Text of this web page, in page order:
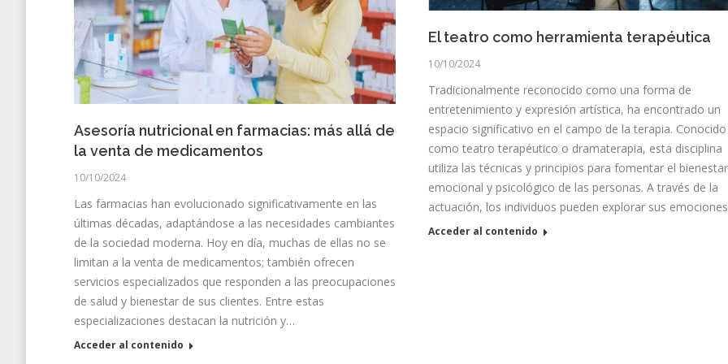
El teatro como herramienta terapéutica
10/10/2024
Tradicionalmente reconocido como una forma de
entretenimiento y expresión artística, ha encontrado un
espacio significativo en el campo de la terapia. Conocido
como teatro terapéutico o dramaterapia, esta disciplina
utiliza las técnicas y principios para fomentar el bienestar
emocional y psicológico de las personas. A través de la
actuación, los individuos pueden explorar sus
Acceder al contenido
Asesoría nutricional en farmacias: más allá de
la venta de medicamentos
10/10/2024
Las farmacias han evolucionado significativamente en las
últimas décadas, adaptándose a las necesidades cambiantes
de la sociedad moderna. Hoy en día, muchas de ellas no se
limitan a la venta de medicamentos; también ofrecen
servicios especializados que responden a las preocupaciones
de salud y bienestar de sus clientes. Entre estas
especializaciones destacan la nutrición y…
Acceder al contenido